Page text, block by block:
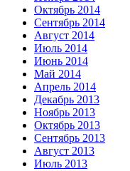
Октябрь 2014
Сентябрь 2014
Август 2014
Июль 2014
Июнь 2014
Май 2014
Апрель 2014
Декабрь 2013
Ноябрь 2013
Октябрь 2013
Сентябрь 2013
Август 2013
Июль 2013